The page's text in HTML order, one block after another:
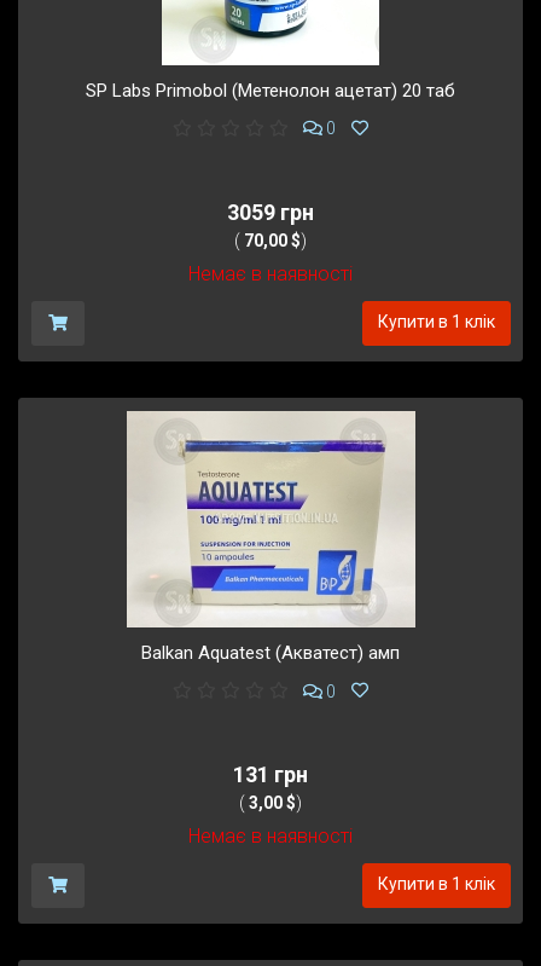
SP Labs Primobol (Метенолон ацетат) 20 таб
0
3059 грн
( 70,00 $)
Немає в наявності
Купити в 1 клік
Balkan Aquatest (Акватест) амп
0
131 грн
( 3,00 $)
Немає в наявності
Купити в 1 клік